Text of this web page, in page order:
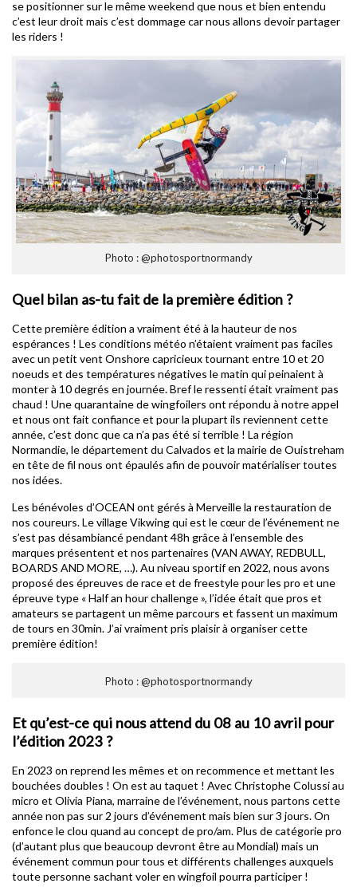
se positionner sur le même weekend que nous et bien entendu
c’est leur droit mais c’est dommage car nous allons devoir partager
les riders !
Photo : @photosportnormandy
Quel bilan as-tu fait de la première édition ?
Cette première édition a vraiment été à la hauteur de nos
espérances ! Les conditions météo n’étaient vraiment pas faciles
avec un petit vent Onshore capricieux tournant entre 10 et 20
noeuds et des températures négatives le matin qui peinaient à
monter à 10 degrés en journée. Bref le ressenti était vraiment pas
chaud ! Une quarantaine de wingfoilers ont répondu à notre appel
et nous ont fait confiance et pour la plupart ils reviennent cette
année, c’est donc que ca n’a pas été si terrible ! La région
Normandie, le département du Calvados et la mairie de Ouistreham
en tête de fil nous ont épaulés afin de pouvoir matérialiser toutes
nos idées.
Les bénévoles d’OCEAN ont gérés à Merveille la restauration de
nos coureurs. Le village Vikwing qui est le cœur de l’événement ne
s’est pas désambiancé pendant 48h grâce à l’ensemble des
marques présentent et nos partenaires (VAN AWAY, REDBULL,
BOARDS AND MORE, …). Au niveau sportif en 2022, nous avons
proposé des épreuves de race et de freestyle pour les pro et une
épreuve type « Half an hour challenge », l’idée était que pros et
amateurs se partagent un même parcours et fassent un maximum
de tours en 30min. J’ai vraiment pris plaisir à organiser cette
première édition!
Photo : @photosportnormandy
Et qu’est-ce qui nous attend du 08 au 10 avril pour
l’édition 2023 ?
En 2023 on reprend les mêmes et on recommence et mettant les
bouchées doubles ! On est au taquet ! Avec Christophe Colussi au
micro et Olivia Piana, marraine de l’événement, nous partons cette
année non pas sur 2 jours d’événement mais bien sur 3 jours. On
enfonce le clou quand au concept de pro/am. Plus de catégorie pro
(d’autant plus que beaucoup devront être au Mondial) mais un
événement commun pour tous et différents challenges auxquels
toute personne sachant voler en wingfoil pourra participer !